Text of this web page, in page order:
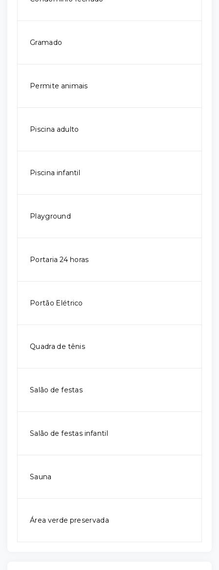
Gramado
Permite animais
Piscina adulto
Piscina infantil
Playground
Portaria 24 horas
Portão Elétrico
Quadra de tênis
Salão de festas
Salão de festas infantil
Sauna
Área verde preservada